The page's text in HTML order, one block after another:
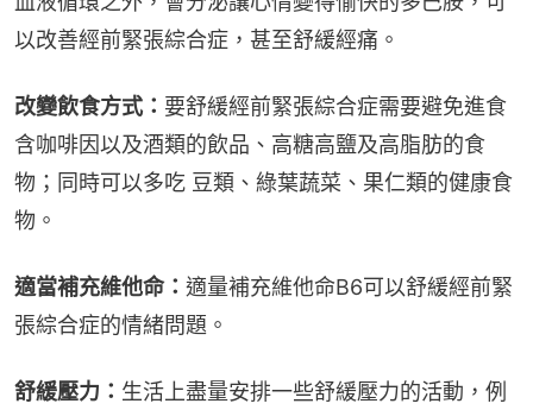
以改善經前緊張綜合症，甚至舒緩經痛。
改變飲食方式： 要舒緩經前緊張綜合症需要避免進食
含咖啡因以及酒類的飲品、高糖高鹽及高脂肪的食
物；同時可以多吃 豆類、綠葉蔬菜、果仁類的健康食
物。
適當補充維他命： 適量補充維他命B6可以舒緩經前緊
張綜合症的情緒問題。
舒緩壓力： 生活上盡量安排一些舒緩壓力的活動，例